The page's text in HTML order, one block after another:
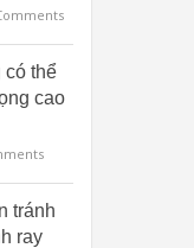
có thể
cao
tránh
ray